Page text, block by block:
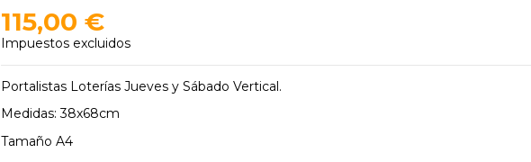
115,00 €
Impuestos excluidos
Portalistas Loterías Jueves y Sábado Vertical.
Medidas: 38x68cm
Tamaño A4